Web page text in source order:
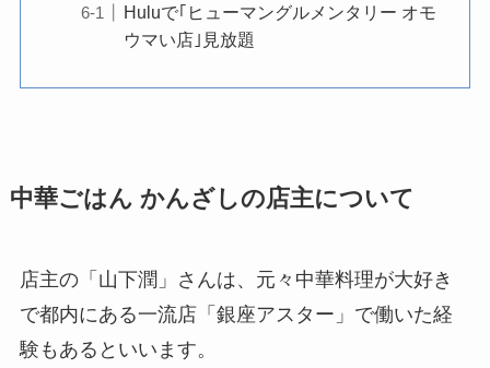
Huluで｢ヒューマングルメンタリー オモ
ウマい店｣見放題
中華ごはん かんざしの店主について
店主の「山下潤」さんは、元々中華料理が大好き
で都内にある一流店「銀座アスター」で働いた経
験もあるといいます。